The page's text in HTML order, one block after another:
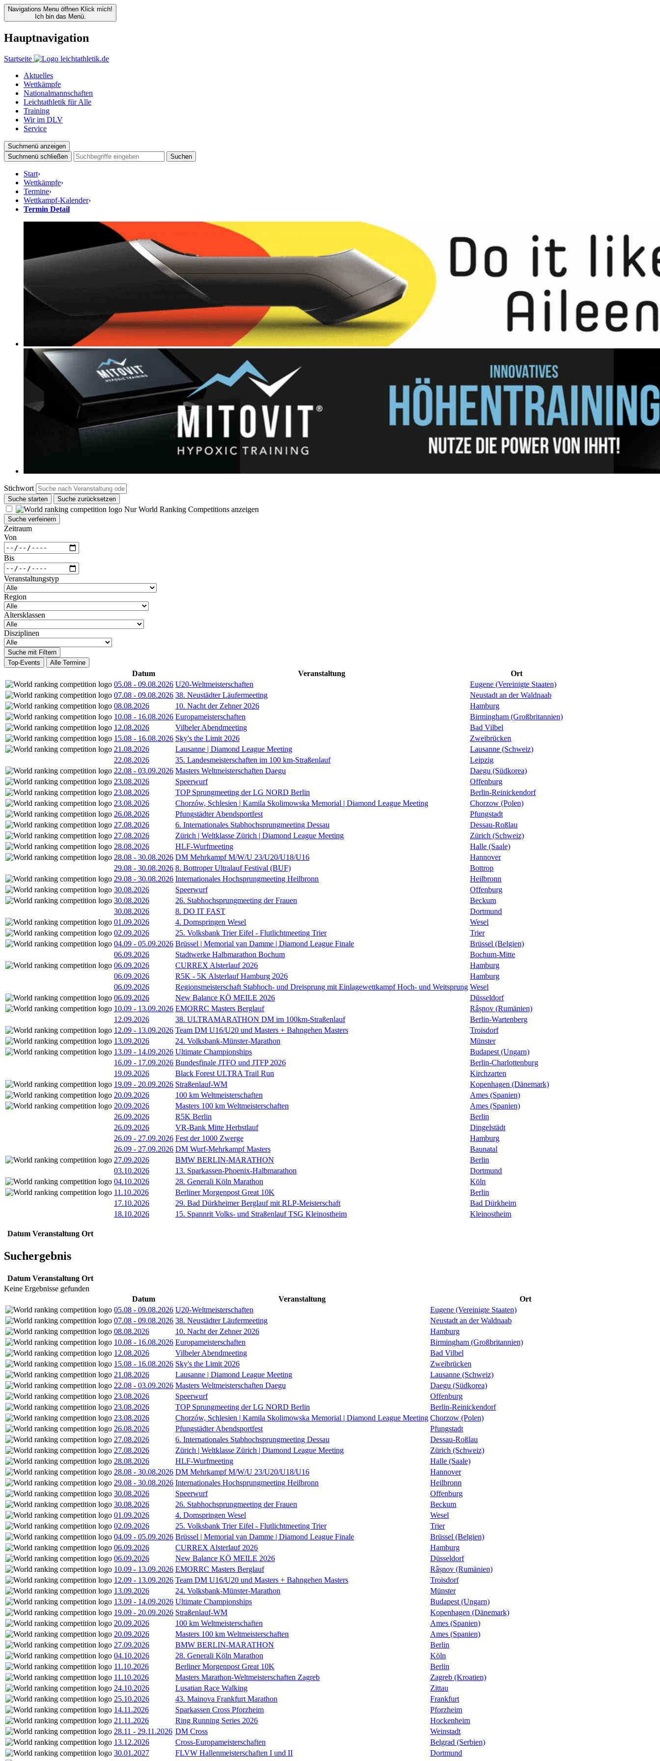
Navigations Menu öffnen Klick mich!
Ich bin das Menü.
Hauptnavigation
Startseite
Aktuelles
Wettkämpfe
Nationalmannschaften
Leichtathletik für Alle
Training
Wir im DLV
Service
Suchmenü anzeigen
Suchmenü schließen
Suchen
Start›
Wettkämpfe›
Termine›
Wettkampf-Kalender›
Termin Detail
Stichwort
Suche starten Suche zurücksetzen
Nur World Ranking Competitions anzeigen
Suche verfeinern
Zeitraum
Von
Bis
Veranstaltungstyp
Region
Altersklassen
Disziplinen
Suche mit Filtern
Top-Events
Alle Termine
Datum Veranstaltung
Ort
05.08 - 09.08.2026 U20-Weltmeisterschaften
Eugene (Vereinigte Staaten)
07.08 - 09.08.2026 38. Neustädter Läufermeeting
Neustadt an der Waldnaab
08.08.2026
10. Nacht der Zehner 2026
Hamburg
10.08 - 16.08.2026 Europameisterschaften
Birmingham (Großbritannien)
12.08.2026
Vilbeler Abendmeeting
Bad Vilbel
15.08 - 16.08.2026 Sky's the Limit 2026
Zweibrücken
21.08.2026
Lausanne | Diamond League Meeting
Lausanne (Schweiz)
22.08.2026
35. Landesmeisterschaften im 100 km-Straßenlauf
Leipzig
22.08 - 03.09.2026 Masters Weltmeisterschaften Daegu
Daegu (Südkorea)
23.08.2026
Speerwurf
Offenburg
23.08.2026
TOP Sprungmeeting der LG NORD Berlin
Berlin-Reinickendorf
23.08.2026
Chorzów, Schlesien | Kamila Skolimowska Memorial | Diamond League Meeting
Chorzow (Polen)
26.08.2026
Pfungstädter Abendsportfest
Pfungstadt
27.08.2026
6. Internationales Stabhochsprungmeeting Dessau
Dessau-Roßlau
27.08.2026
Zürich | Weltklasse Zürich | Diamond League Meeting
Zürich (Schweiz)
28.08.2026
HLF-Wurfmeeting
Halle (Saale)
28.08 - 30.08.2026 DM Mehrkampf M/W/U 23/U20/U18/U16
Hannover
29.08 - 30.08.2026 8. Bottroper Ultralauf Festival (BUF)
Bottrop
29.08 - 30.08.2026 Internationales Hochsprungmeeting Heilbronn
Heilbronn
30.08.2026
Speerwurf
Offenburg
30.08.2026
26. Stabhochsprungmeeting der Frauen
Beckum
30.08.2026
8. DO IT FAST
Dortmund
01.09.2026
4. Domspringen Wesel
Wesel
02.09.2026
25. Volksbank Trier Eifel - Flutlichtmeeting Trier
Trier
04.09 - 05.09.2026 Brüssel | Memorial van Damme | Diamond League Finale
Brüssel (Belgien)
06.09.2026
Stadtwerke Halbmarathon Bochum
Bochum-Mitte
06.09.2026
CURREX Alsterlauf 2026
Hamburg
06.09.2026
R5K - 5K Alsterlauf Hamburg 2026
Hamburg
06.09.2026
Regionsmeisterschaft Stabhoch- und Dreisprung mit Einlagewettkampf Hoch- und Weitsprung Wesel
06.09.2026
New Balance KÖ MEILE 2026
Düsseldorf
10.09 - 13.09.2026 EMORRC Masters Berglauf
Râșnov (Rumänien)
12.09.2026
38. ULTRAMARATHON DM im 100km-Straßenlauf
Berlin-Wartenberg
12.09 - 13.09.2026 Team DM U16/U20 und Masters + Bahngehen Masters
Troisdorf
13.09.2026
24. Volksbank-Münster-Marathon
Münster
13.09 - 14.09.2026 Ultimate Championships
Budapest (Ungarn)
16.09 - 17.09.2026 Bundesfinale JTFO und JTFP 2026
Berlin-Charlottenburg
19.09.2026
Black Forest ULTRA Trail Run
Kirchzarten
19.09 - 20.09.2026 Straßenlauf-WM
Kopenhagen (Dänemark)
20.09.2026
100 km Weltmeisterschaften
Ames (Spanien)
20.09.2026
Masters 100 km Weltmeisterschaften
Ames (Spanien)
26.09.2026
R5K Berlin
Berlin
26.09.2026
VR-Bank Mitte Herbstlauf
Dingelstädt
26.09 - 27.09.2026 Fest der 1000 Zwerge
Hamburg
26.09 - 27.09.2026 DM Wurf-Mehrkampf Masters
Baunatal
27.09.2026
BMW BERLIN-MARATHON
Berlin
03.10.2026
13. Sparkassen-Phoenix-Halbmarathon
Dortmund
04.10.2026
28. Generali Köln Marathon
Köln
11.10.2026
Berliner Morgenpost Great 10K
Berlin
17.10.2026
29. Bad Dürkheimer Berglauf mit RLP-Meisterschaft
Bad Dürkheim
18.10.2026
15. Spannrit Volks- und Straßenlauf TSG Kleinostheim Kleinostheim
Datum Veranstaltung Ort
Suchergebnis
Datum Veranstaltung Ort
Keine Ergebnisse gefunden
Datum
Veranstaltung
Ort
05.08 - 09.08.2026 U20-Weltmeisterschaften
Eugene (Vereinigte Staaten)
07.08 - 09.08.2026 38. Neustädter Läufermeeting
Neustadt an der Waldnaab
08.08.2026
10. Nacht der Zehner 2026
Hamburg
10.08 - 16.08.2026 Europameisterschaften
Birmingham (Großbritannien)
12.08.2026
Vilbeler Abendmeeting
Bad Vilbel
15.08 - 16.08.2026 Sky's the Limit 2026
Zweibrücken
21.08.2026
Lausanne | Diamond League Meeting
Lausanne (Schweiz)
22.08 - 03.09.2026 Masters Weltmeisterschaften Daegu
Daegu (Südkorea)
23.08.2026
Speerwurf
Offenburg
23.08.2026
TOP Sprungmeeting der LG NORD Berlin
Berlin-Reinickendorf
23.08.2026
Chorzów, Schlesien | Kamila Skolimowska Memorial | Diamond League Meeting Chorzow (Polen)
26.08.2026
Pfungstädter Abendsportfest
Pfungstadt
27.08.2026
6. Internationales Stabhochsprungmeeting Dessau
Dessau-Roßlau
27.08.2026
Zürich | Weltklasse Zürich | Diamond League Meeting
Zürich (Schweiz)
28.08.2026
HLF-Wurfmeeting
Halle (Saale)
28.08 - 30.08.2026 DM Mehrkampf M/W/U 23/U20/U18/U16
Hannover
29.08 - 30.08.2026 Internationales Hochsprungmeeting Heilbronn
Heilbronn
30.08.2026
Speerwurf
Offenburg
30.08.2026
26. Stabhochsprungmeeting der Frauen
Beckum
01.09.2026
4. Domspringen Wesel
Wesel
02.09.2026
25. Volksbank Trier Eifel - Flutlichtmeeting Trier
Trier
04.09 - 05.09.2026 Brüssel | Memorial van Damme | Diamond League Finale
Brüssel (Belgien)
06.09.2026
CURREX Alsterlauf 2026
Hamburg
06.09.2026
New Balance KÖ MEILE 2026
Düsseldorf
10.09 - 13.09.2026 EMORRC Masters Berglauf
Râșnov (Rumänien)
12.09 - 13.09.2026 Team DM U16/U20 und Masters + Bahngehen Masters
Troisdorf
13.09.2026
24. Volksbank-Münster-Marathon
Münster
13.09 - 14.09.2026 Ultimate Championships
Budapest (Ungarn)
19.09 - 20.09.2026 Straßenlauf-WM
Kopenhagen (Dänemark)
20.09.2026
100 km Weltmeisterschaften
Ames (Spanien)
20.09.2026
Masters 100 km Weltmeisterschaften
Ames (Spanien)
27.09.2026
BMW BERLIN-MARATHON
Berlin
04.10.2026
28. Generali Köln Marathon
Köln
11.10.2026
Berliner Morgenpost Great 10K
Berlin
11.10.2026
Masters Marathon-Weltmeisterschaften Zagreb
Zagreb (Kroatien)
24.10.2026
Lusatian Race Walking
Zittau
25.10.2026
43. Mainova Frankfurt Marathon
Frankfurt
14.11.2026
Sparkassen Cross Pforzheim
Pforzheim
21.11.2026
Ring Running Series 2026
Hockenheim
28.11 - 29.11.2026 DM Cross
Weinstadt
13.12.2026
Cross-Europameisterschaften
Belgrad (Serbien)
30.01.2027
FLVW Hallenmeisterschaften I und II
Dortmund